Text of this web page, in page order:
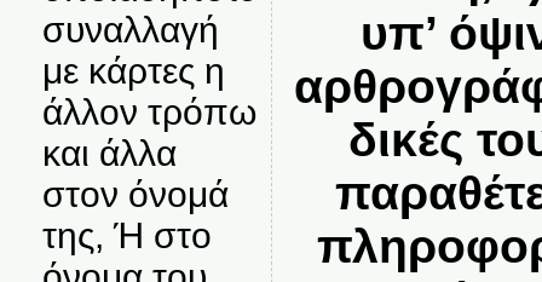
συναλλαγή
με κάρτες η
άλλον τρόπω
και άλλα
στον όνομά
της, Ή στο
υπ’
δικές